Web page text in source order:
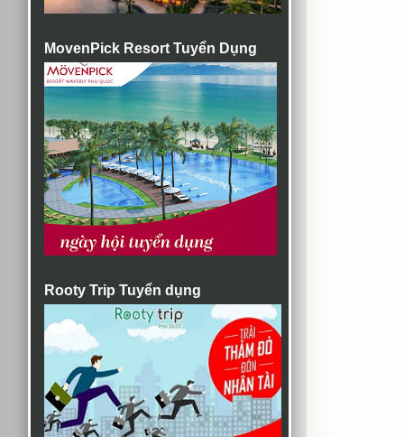
MovenPick Resort Tuyển Dụng
Rooty Trip Tuyển dụng